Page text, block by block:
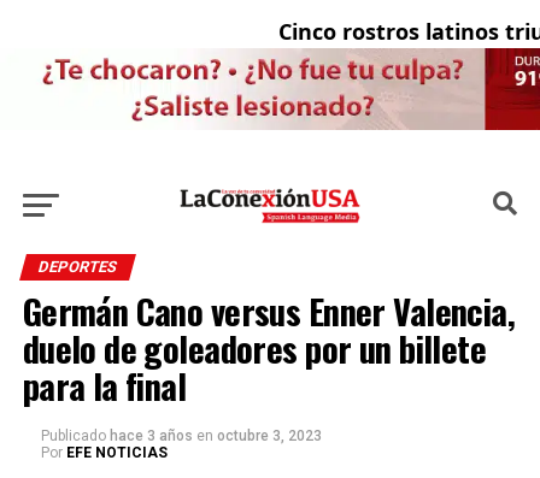
Cinco rostros latinos
DEPORTES
Germán Cano versus Enner Valencia,
duelo de goleadores por un billete
para la final
Publicado hace 3 años en octubre 3, 2023
Por EFE NOTICIAS